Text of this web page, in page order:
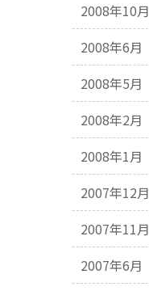
2008年10月
2008年6月
2008年5月
2008年2月
2008年1月
2007年12月
2007年11月
2007年6月